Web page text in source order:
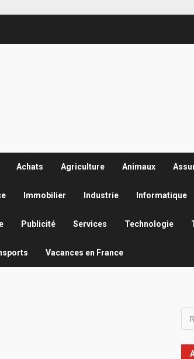
Achats Agriculture Animaux
Immobilier Industrie Informatique
Publicité Services Technologie
Vacances en France